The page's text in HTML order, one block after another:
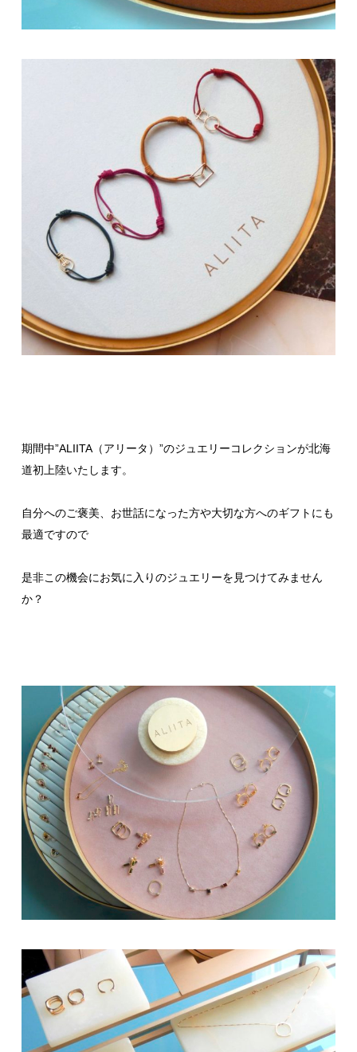
期間中”ALIITA（アリータ）”のジュエリーコレクションが北海
道初上陸いたします。
自分へのご褒美、お世話になった方や大切な方へのギフトにも
最適ですので
是非この機会にお気に入りのジュエリーを見つけてみません
か？